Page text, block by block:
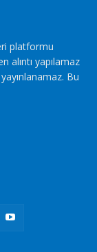
platformu
alıntı yapılamaz
Bu